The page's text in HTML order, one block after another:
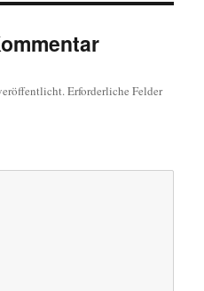
Erforderliche Felder